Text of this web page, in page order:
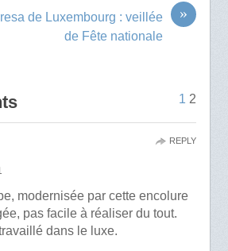
»
de Luxembourg : veillée
de Fête nationale
1 2
modernisée par cette encolure
pas facile à réaliser du tout.
dans le luxe.
REPLY